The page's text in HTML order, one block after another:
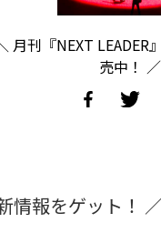
月刊『NEXT LEADER
売中！ ／
情報をゲット！